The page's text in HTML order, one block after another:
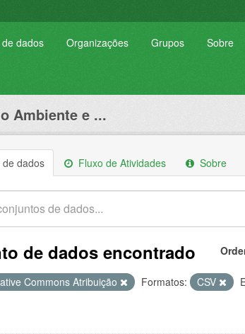
dados Organizações Grupos Sobre
Ambiente e ...
dados Fluxo de Atividades Sobre
de dados encontrado
Commons Atribuição Formatos: CSV